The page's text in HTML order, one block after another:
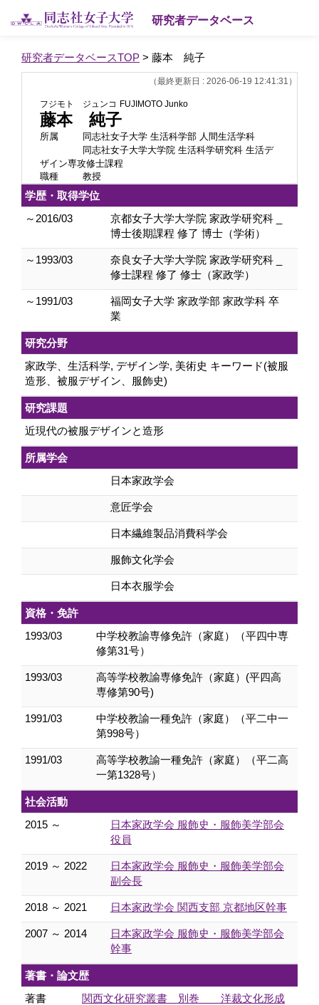
研究者データベース
研究者データベースTOP > 藤本 純子
（最終更新日 : 2026-06-19 12:41:31）
フジモト ジュンコ FUJIMOTO Junko
藤本 純子
所属
同志社女子大学 生活科学部 人間生活学科
同志社女子大学大学院 生活科学研究科 生活デ
ザイン専攻修士課程
職種
教授
学歴・取得学位
～2016/03
京都女子大学大学院 家政学研究科 _
博士後期課程 修了 博士（学術）
～1993/03
奈良女子大学大学院 家政学研究科 _
修士課程 修了 修士（家政学）
～1991/03
福岡女子大学 家政学部 家政学科 卒
業
研究分野
家政学、生活科学, デザイン学, 美術史 キーワード(被服
造形、被服デザイン、服飾史)
研究課題
近現代の被服デザインと造形
所属学会
日本家政学会
意匠学会
日本繊維製品消費科学会
服飾文化学会
日本衣服学会
資格・免許
1993/03
中学校教諭専修免許（家庭）（平四中専
修第31号）
1993/03
高等学校教諭専修免許（家庭）(平四高
専修第90号)
1991/03
中学校教諭一種免許（家庭）（平二中一
第998号）
1991/03
高等学校教諭一種免許（家庭）（平二高
一第1328号）
社会活動
2015 ～
日本家政学会 服飾史・服飾美学部会
役員
2019 ～ 2022
日本家政学会 服飾史・服飾美学部会
副会長
2018 ～ 2021 日本家政学会 関西支部 京都地区幹事
2007 ～ 2014
日本家政学会 服飾史・服飾美学部会
幹事
著書・論文歴
著書
関西文化研究叢書 別巻 洋裁文化形成